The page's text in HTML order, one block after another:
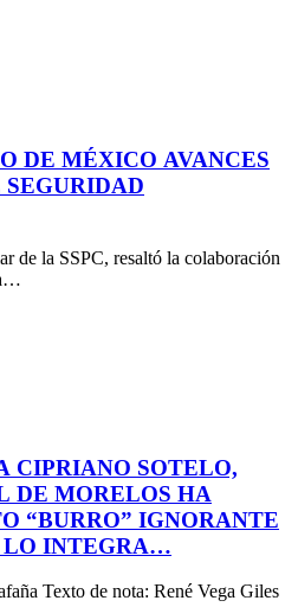
DE MÉXICO AVANCES
de la SSPC, resaltó la colaboración
CIPRIANO SOTELO,
DE MORELOS HA
“BURRO” IGNORANTE
LO INTEGRA…
Texto de nota: René Vega Giles